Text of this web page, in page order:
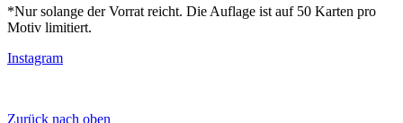
*Nur solange der Vorrat reicht. Die Auflage ist auf 50 Karten pro
Motiv limitiert.
Instagram
Zurück nach oben